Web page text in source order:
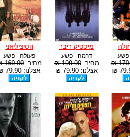
פשע
מיסטיק ריבר
דרמה - פשע
מחיר:199.90 ₪
אצלנו: 79.90 ₪
הסיציליאני
פעולה - פשע
מחיר:169.90 ₪
אצלנו: 79.90 ₪